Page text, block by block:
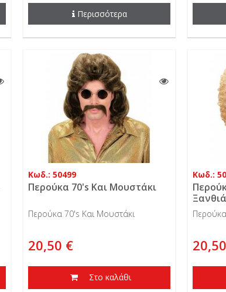
Περισσότερα
Κωδ.: 50499
Περούκα 70's Και Μουστάκι
Περούκα 70's Και Μουστάκι
20,50 €
Στο καλάθι
Κωδ.:
Ξανθιά